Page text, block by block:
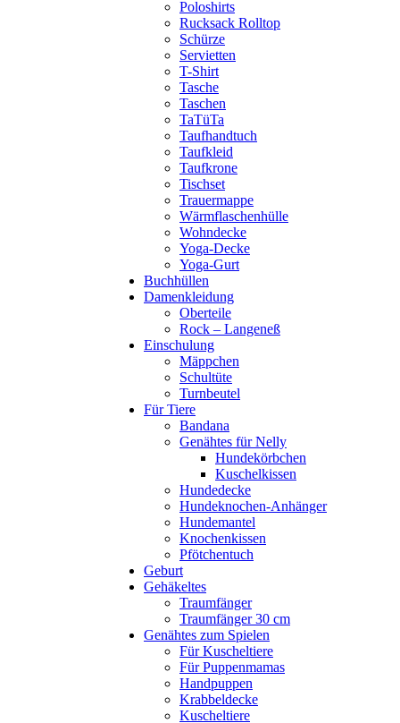
Poloshirts
Rucksack Rolltop
Schürze
Servietten
T-Shirt
Tasche
Taschen
TaTüTa
Taufhandtuch
Taufkleid
Taufkrone
Tischset
Trauermappe
Wärmflaschenhülle
Wohndecke
Yoga-Decke
Yoga-Gurt
Buchhüllen
Damenkleidung
Oberteile
Rock – Langeneß
Einschulung
Mäppchen
Schultüte
Turnbeutel
Für Tiere
Bandana
Genähtes für Nelly
Hundekörbchen
Kuschelkissen
Hundedecke
Hundeknochen-Anhänger
Hundemantel
Knochenkissen
Pfötchentuch
Geburt
Gehäkeltes
Traumfänger
Traumfänger 30 cm
Genähtes zum Spielen
Für Kuscheltiere
Für Puppenmamas
Handpuppen
Krabbeldecke
Kuscheltiere